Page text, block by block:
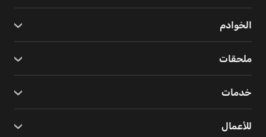
الخوادم
ملحقات
خدمات
للأعمال